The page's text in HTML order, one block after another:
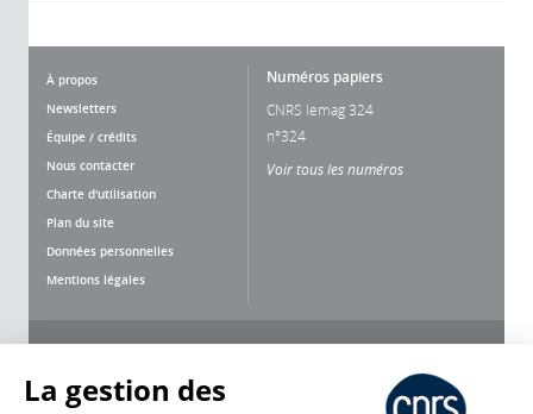
À propos
Newsletters
Équipe / crédits
Nous contacter
Charte d'utilisation
Plan du site
Données personnelles
Mentions légales
Numéros papiers
CNRS lemag 324
n°324
Voir tous les numéros
La gestion des